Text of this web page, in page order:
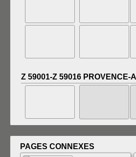
Z 59001-Z 59016 PROVENCE-
PAGES CONNEXES